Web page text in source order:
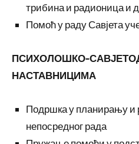
трибина и радионица и
Помоћ у раду Савјета
ПСИХОЛОШКО-
НАСТАВНИЦИМА
Подршка у планирању и
непосредног рада